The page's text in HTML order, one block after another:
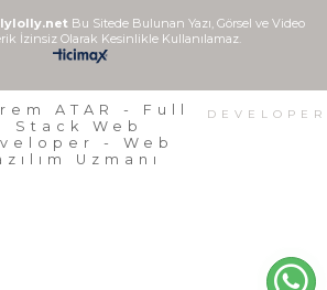
Bu Sitede Bulunan Yazı, Görsel ve Video
İzinsiz Olarak Kesinlikle Kullanılamaz.
DEVELOPER